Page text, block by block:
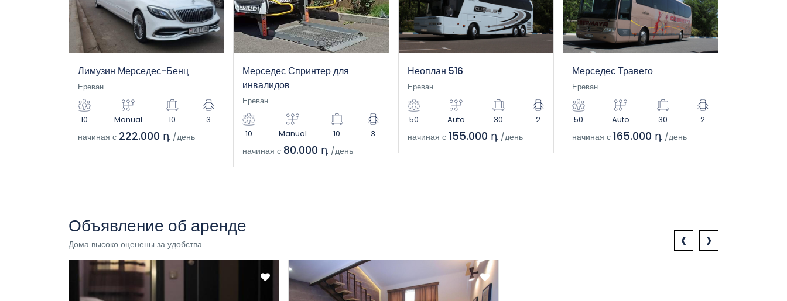
Лимузин Мерседес-Бенц
Ереван
10 Manual 10 3
начиная с 222.000 դ /день
Мерседес Спринтер для
инвалидов
Ереван
10 Manual 10 3
начиная с 80.000 դ /день
Неоплан 516
Ереван
50 Auto 30 2
начиная с 155.000 դ /день
Мерседес Травего
Ереван
50 Auto 30 2
начиная с 165.000 դ /день
Объявление об аренде
Дома высоко оценены за удобства ‹ ›